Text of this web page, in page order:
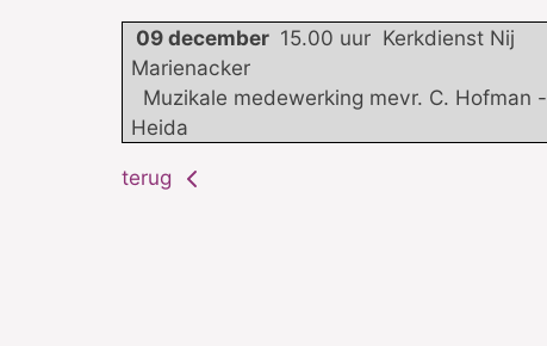
09 december 15.00 uur Kerkdienst Nij
Marienacker
Muzikale medewerking mevr. C. Hofman -
Heida
terug